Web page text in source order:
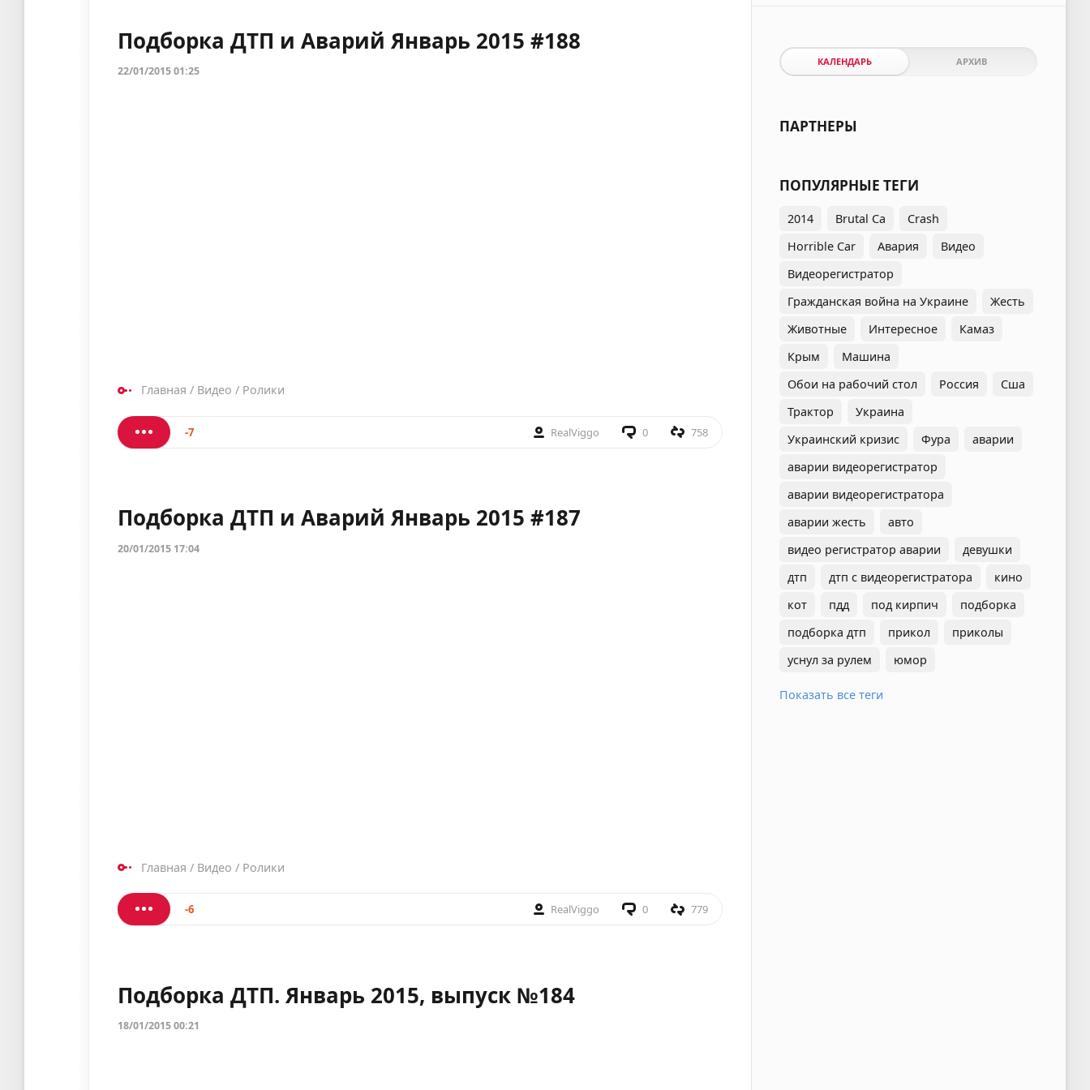
Подборка ДТП и Аварий Январь 2015 #188
22/01/2015 01:25
Главная / Видео / Ролики
-7 RealViggo 0 758
Подборка ДТП и Аварий Январь 2015 #187
20/01/2015 17:04
Главная / Видео / Ролики
-6 RealViggo 0 779
Подборка ДТП. Январь 2015, выпуск №184
18/01/2015 00:21
КАЛЕНДАРЬ АРХИВ
ПАРТНЕРЫ
ПОПУЛЯРНЫЕ ТЕГИ
2014 Brutal Ca
Crash
Horrible Car
Авария
Видео
Видеорегистратор
Гражданская война на Украине
Жесть
Животные
Интересное
Камаз
Крым
Машина
Обои на рабочий стол
Россия
Сша
Трактор
Украина
Украинский кризис
Фура
аварии
аварии видеорегистратор
аварии видеорегистратора
аварии жесть
авто
видео регистратор аварии
девушки
дтп
дтп с видеорегистратора
кино
кот
пдд под кирпич
подборка
подборка дтп
прикол
приколы
уснул за рулем
юмор
Показать все теги